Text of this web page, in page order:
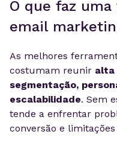
O que faz
email
As melhores
costumam reunir alta
segmentação,
escalabilidade. Sem
tende a enfrentar
conversão e